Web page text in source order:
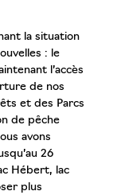
la situation
: le
l’accès
de nos
et des Parcs
de pêche
avons
26
Hébert, lac
plus